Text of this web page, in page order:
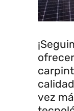
vez